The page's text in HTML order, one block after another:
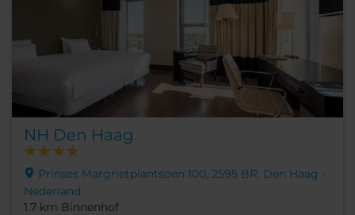
NH Den Haag
Prinses Margrietplantsoen 100, 2595 BR, Den Haag -
Nederland
1.7 km Binnenhof